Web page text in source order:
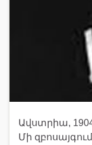
Ավստրիա,
Մի